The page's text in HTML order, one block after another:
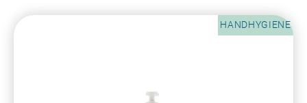
HANDHYGIENE